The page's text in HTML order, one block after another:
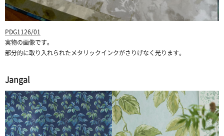
PDG1126/01
実物の画像です。
部分的に取り入れられたメタリックインクがさりげなく光ります。
Jangal